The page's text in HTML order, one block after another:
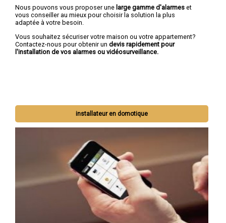
Nous pouvons vous proposer une large gamme d'alarmes et
vous conseiller au mieux pour choisir la solution la plus
adaptée à votre besoin.
Vous souhaitez sécuriser votre maison ou votre appartement?
Contactez-nous pour obtenir un devis rapidement pour
l'installation de vos alarmes ou vidéosurveillance.
installateur en domotique